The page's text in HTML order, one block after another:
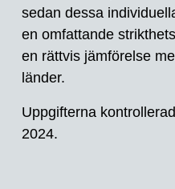
sedan dessa
en omfattande
en rättvis jämförelse
länder.
Uppgifterna
2024.